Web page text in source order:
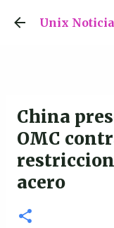
Ir
Unix
China
OMC
acero